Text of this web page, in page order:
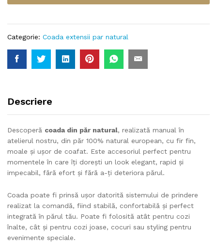
Categorie: Coada extensii par natural
Descriere
Descoperă coada din păr natural, realizată manual în
atelierul nostru, din păr 100% natural european, cu fir fin,
moale și ușor de coafat. Este accesoriul perfect pentru
momentele în care îți dorești un look elegant, rapid și
impecabil, fără efort și fără a-ți deteriora părul.
Coada poate fi prinsă ușor datorită sistemului de prindere
realizat la comandă, fiind stabilă, confortabilă și perfect
integrată în părul tău. Poate fi folosită atât pentru cozi
înalte, cât și pentru cozi joase, cocuri sau styling pentru
evenimente speciale.